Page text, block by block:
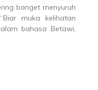
banget menyuruh
muka kelihatan
bahasa Betawi,